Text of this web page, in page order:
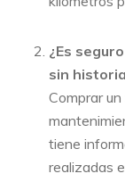
¿Es
sin
Comprar
tiene
realizadas